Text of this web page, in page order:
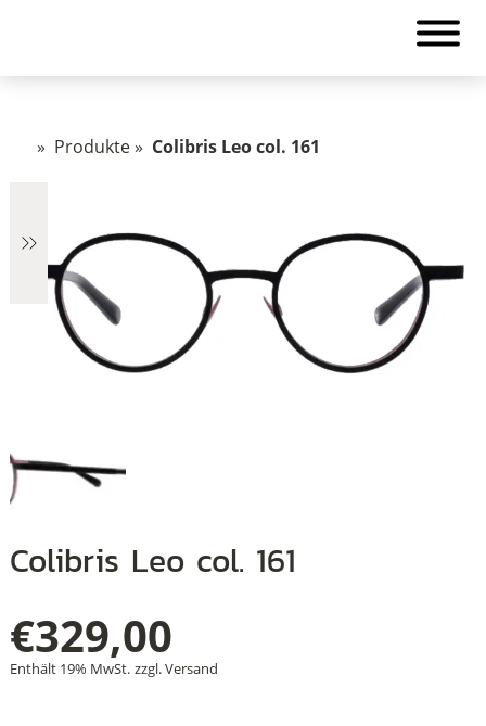
» Produkte» Colibris Leo col. 161
Colibris Leo col. 161
€329,00
Enthält 19% MwSt. zzgl.Versand